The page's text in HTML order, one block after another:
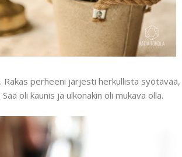
perheeni järjesti herkullista
oli kaunis ja ulkonakin oli mukava olla.